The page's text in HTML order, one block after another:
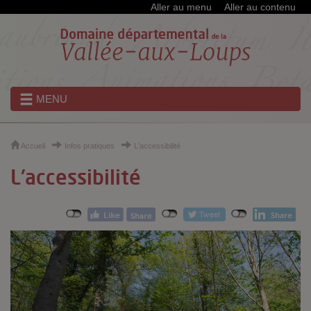
Aller au menu Aller au contenu
MENU
Accueil Infos pratiques L'accessibilité
L'accessibilité
Cookies et traceurs utilisés sur ce site